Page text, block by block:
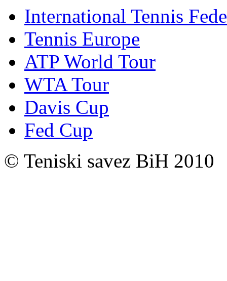
International Tennis
Tennis Europe
ATP World Tour
WTA Tour
Davis Cup
Fed Cup
© Teniski savez BiH 2010